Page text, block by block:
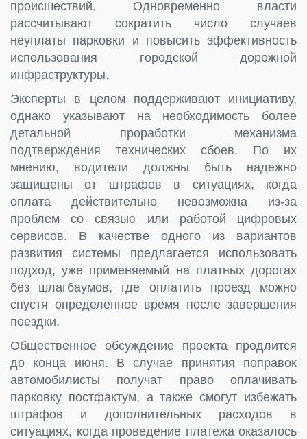
происшествий. Одновременно власти
рассчитывают сократить число случаев
неуплаты парковки и повысить эффективность
использования городской дорожной
инфраструктуры.
Эксперты в целом поддерживают инициативу,
однако указывают на необходимость более
детальной проработки механизма
подтверждения технических сбоев. По их
мнению, водители должны быть надежно
защищены от штрафов в ситуациях, когда
оплата действительно невозможна из-за
проблем со связью или работой цифровых
сервисов. В качестве одного из вариантов
развития системы предлагается использовать
подход, уже применяемый на платных дорогах
без шлагбаумов, где оплатить проезд можно
спустя определенное время после завершения
поездки.
Общественное обсуждение проекта продлится
до конца июня. В случае принятия поправок
автомобилисты получат право оплачивать
парковку постфактум, а также смогут избежать
штрафов и дополнительных расходов в
ситуациях, когда проведение платежа оказалось